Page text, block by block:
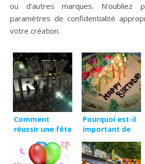
ou d'autres marques. N'oubliez
paramètres de confidentialité
votre création.
Comment
réussir une fête
pour ados?
Pourquoi est-il
important de
25ème
anniversaire?